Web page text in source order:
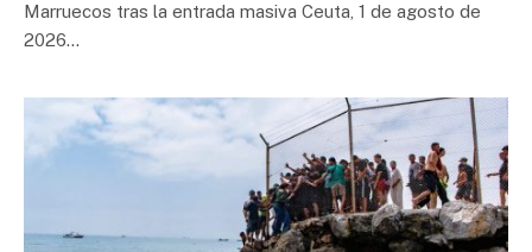
Marruecos tras la entrada masiva Ceuta, 1 de agosto de
2026…